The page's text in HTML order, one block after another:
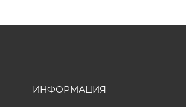
ИНФОРМАЦИЯ